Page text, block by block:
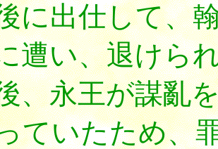
に出仕して、
遭い、退けら
、永王が謀亂
ていたため、